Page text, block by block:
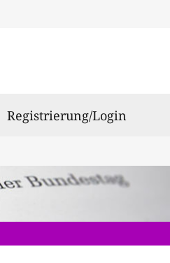
Registrierung/Login